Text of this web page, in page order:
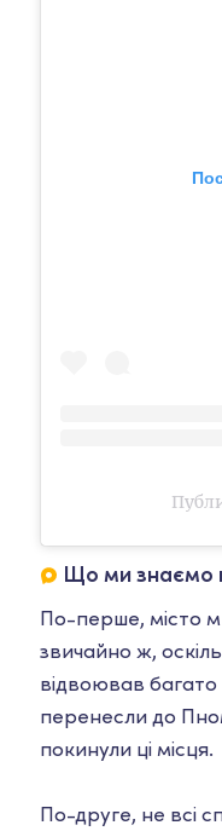
Що ми знаємо
По-перше, місто
звичайно ж,
відвоював
перенесли до
покинули ці місця.
По-друге, не всі